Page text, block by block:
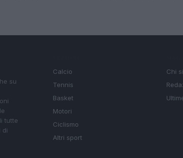
su
tutte
di
Calcio
Tennis
Basket
Motori
Ciclismo
Altri sport
Chi